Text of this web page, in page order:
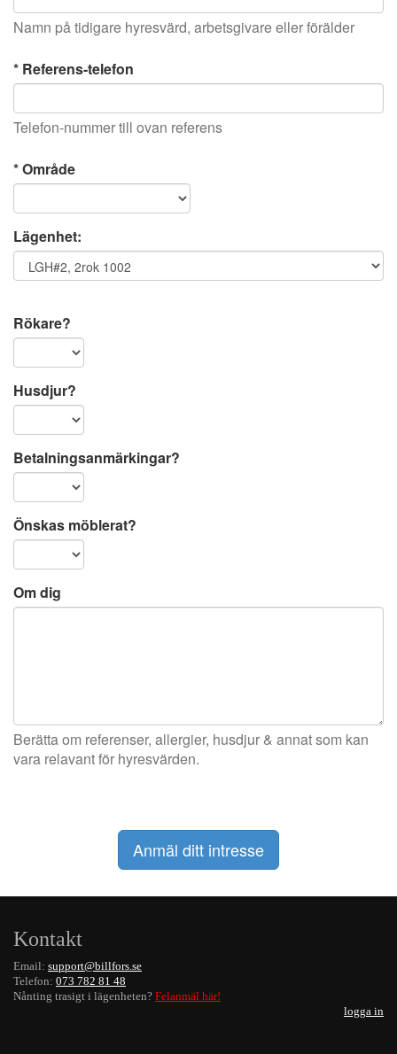
Namn på tidigare hyresvärd, arbetsgivare eller förälder
* Referens-telefon
Telefon-nummer till ovan referens
* Område
Lägenhet:
Rökare?
Husdjur?
Betalningsanmärkingar?
Önskas möblerat?
Om dig
Berätta om referenser, allergier, husdjur & annat som kan
vara relavant för hyresvärden.
Kontakt
Email: support@billfors.se
Telefon: 073 782 81 48
Nånting trasigt i lägenheten? Felanmäl här!
logga in